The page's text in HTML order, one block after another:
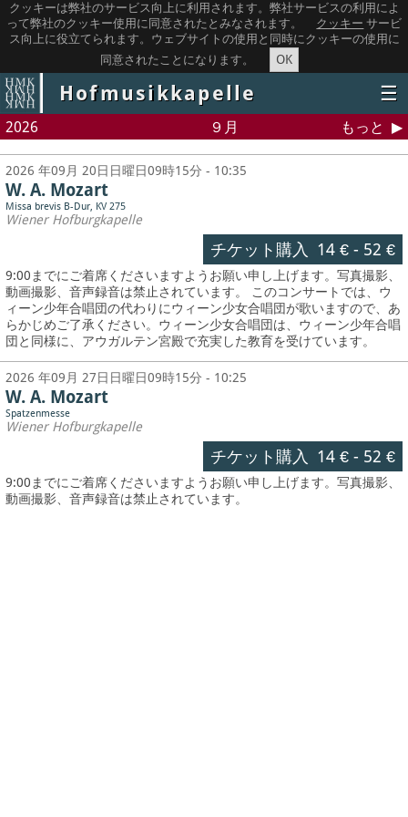
クッキーは弊社のサービス向上に利用されます。弊社サービスの利用によ
って弊社のクッキー使用に同意されたとみなされます。
クッキー サービ
ス向上に役立てられます。ウェブサイトの使用と同時にクッキーの使用に
同意されたことになります。
OK
Hofmusikkapelle ☰
2026 ９月 もっと
2026 年09月 20日日曜日09時15分 - 10:35
W. A. Mozart
Missa brevis B-Dur, KV 275
Wiener Hofburgkapelle
チケット購入 14 €- 52 €
9:00までにご着席くださいますようお願い申し上げます。写真撮影、
動画撮影、音声録音は禁止されています。 このコンサートでは、ウ
ィーン少年合唱団の代わりにウィーン少女合唱団が歌いますので、あ
らかじめご了承ください。ウィーン少女合唱団は、ウィーン少年合唱
団と同様に、アウガルテン宮殿で充実した教育を受けています。
2026 年09月 27日日曜日09時15分 - 10:25
W. A. Mozart
Spatzenmesse
Wiener Hofburgkapelle
チケット購入 14 €- 52 €
9:00までにご着席くださいますようお願い申し上げます。写真撮影、
動画撮影、音声録音は禁止されています。